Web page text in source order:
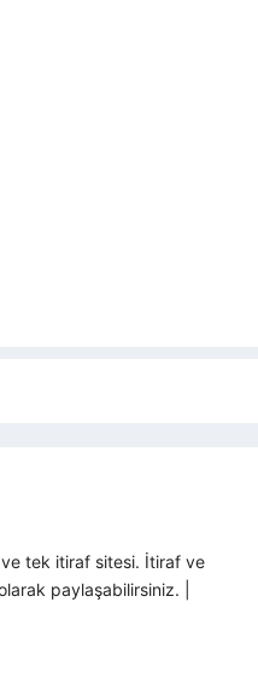
ve tek itiraf sitesi. İtiraf ve
paylaşabilirsiniz. |